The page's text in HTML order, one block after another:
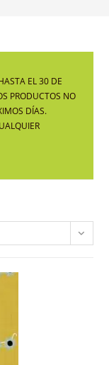
EL 30 DE
PRODUCTOS NO
DÍAS.